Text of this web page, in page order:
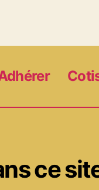
ce